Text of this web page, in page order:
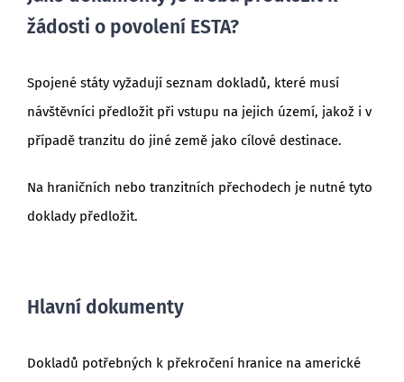
žádosti o povolení ESTA?
Spojené státy vyžadují seznam dokladů, které musí
návštěvníci předložit při vstupu na jejich území, jakož i v
případě tranzitu do jiné země jako cílové destinace.
Na hraničních nebo tranzitních přechodech je nutné tyto
doklady předložit.
Hlavní dokumenty
Dokladů potřebných k překročení hranice na americké